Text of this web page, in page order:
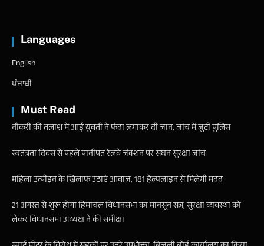
Languages
English
ਪੰਜਾਬੀ
Must Read
नौकरी की तलाश में आई युवती ने फंदा लगाकर दी जान, जांच में जुटी पुलिस
स्वतंत्रता दिवस से पहले पानीपत रेलवे जंक्शन पर सघन सुरक्षा जांच
महिला उत्पीड़न के खिलाफ उठाएं आवाज, 181 हेल्पलाइन से मिलेगी मदद
21 अगस्त से शुरू होगा हिमाचल विधानसभा का मानसून सत्र, सुरक्षा व्यवस्था को
लेकर विधानसभा अध्यक्ष ने की समीक्षा